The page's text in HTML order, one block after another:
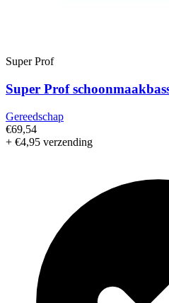
Super Prof
Super Prof
Gereedschap
€69,54
+ €4,95 verzending